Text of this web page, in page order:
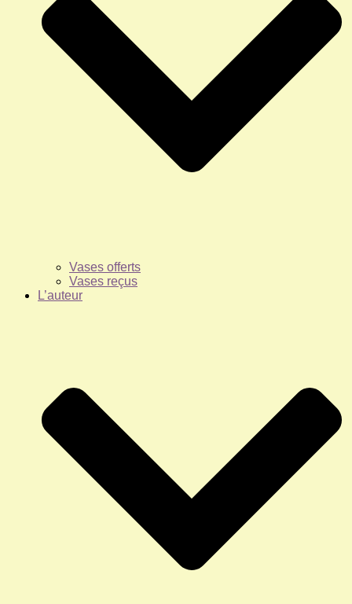
Vases offerts
Vases reçus
L’auteur